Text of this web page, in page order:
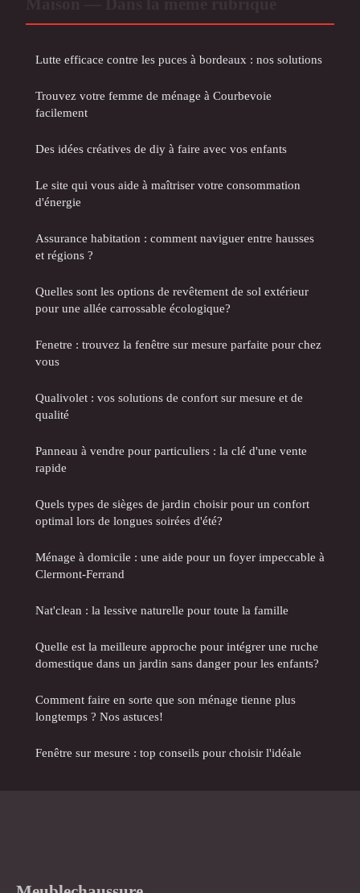
Lutte efficace contre les puces à bordeaux : nos solutions
Trouvez votre femme de ménage à Courbevoie
facilement
Des idées créatives de diy à faire avec vos enfants
Le site qui vous aide à maîtriser votre consommation
d'énergie
Assurance habitation : comment naviguer entre hausses
et régions ?
Quelles sont les options de revêtement de sol extérieur
pour une allée carrossable écologique?
Fenetre : trouvez la fenêtre sur mesure parfaite pour chez
vous
Qualivolet : vos solutions de confort sur mesure et de
qualité
Panneau à vendre pour particuliers : la clé d'une vente
rapide
Quels types de sièges de jardin choisir pour un confort
optimal lors de longues soirées d'été?
Ménage à domicile : une aide pour un foyer impeccable à
Clermont-Ferrand
Nat'clean : la lessive naturelle pour toute la famille
Quelle est la meilleure approche pour intégrer une ruche
domestique dans un jardin sans danger pour les enfants?
Comment faire en sorte que son ménage tienne plus
longtemps ? Nos astuces!
Fenêtre sur mesure : top conseils pour choisir l'idéale